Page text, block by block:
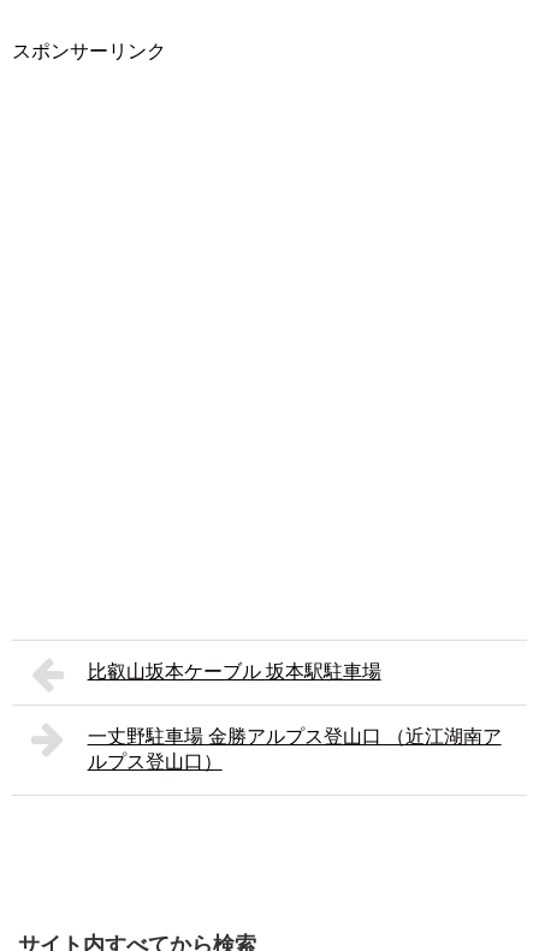
スポンサーリンク
比叡山坂本ケーブル 坂本駅駐車場
一丈野駐車場 金勝アルプス登山口 （近江湖南ア
ルプス登山口）
サイト内すべてから検索